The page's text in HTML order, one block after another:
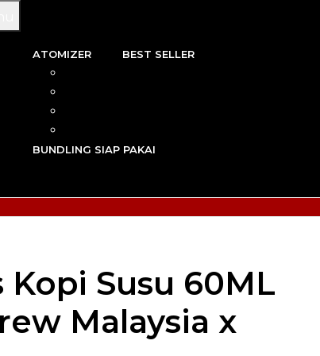
ATOMIZER BEST SELLER
BUNDLING SIAP PAKAI
Susu 60ML
Malaysia x